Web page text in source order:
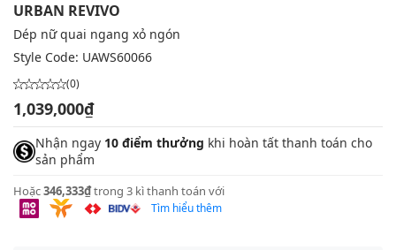
URBAN REVIVO
Dép nữ quai ngang xỏ ngón
Style Code: UAWS60066
(0)
1,039,000₫
Nhận ngay 10 điểm thưởng khi hoàn tất thanh toán cho
sản phẩm
Hoặc346,333₫trong 3 kì thanh toán với
Tìm hiểu thêm